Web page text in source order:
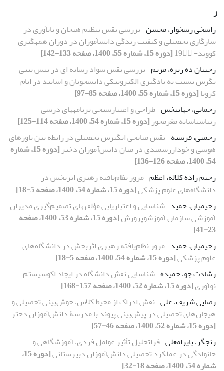
ر
راسخی رشخوار، محسن بررسی نقش تنظیم هیجان و تاب‏آوری در
سازگاری تحصیلی و کیفیت زندگی دانش‏آموزان در دوران همه‏گیری
کووید- 19
[دوره 15، شماره 55، 1400، صفحه 133-142]
رجبیان ده زیره، مریم بررسی نقش سواد رسانه ‏ای در پیش‏ بینی
نگرش نسبت به یادگیری الکترونیکی دانشجویان و اساتید در ایام
کرونا[دوره 15، شماره 55، 1400، صفحه 85-97]
رحمانی، جهانبخش طراحی و اعتبارسنجی برنامه‏های درسی
زیباشناسانه مغزمحور [دوره 15، شماره 54، 1400، صفحه 114-125]
رحمتی، فرشته نقش میانجی انگیزش تحصیلی در رابطه بین باورهای
هوشی و خودارزشمندی در میان دانش‌آموزان دختر
[دوره 15، شماره
54، 1400، صفحه 126-136]
رحیم زاده کلاله، اعظم مرور نظام‌یافته رهبری اثربخش در
دانشگاه‌های علوم پزشکی[دوره 15، شماره 54، 1400، صفحه 5-18]
رحیمیان، حمید شناسایی و اعتباریابی مؤلفه‏های تصمیم‌گیری مدیران
آموزشی سازمان آموزش‏وپرورش
[دوره 15، شماره 53، 1400، صفحه
23-41]
رحیمیان، حمید مرور نظام‌یافته رهبری اثربخش در دانشگاه‌های
علوم پزشکی[دوره 15، شماره 54، 1400، صفحه 5-18]
رشادت جو، حمیده شناسایی نقش دانشگاه در ایجاد اکوسیستم
نوآوری[دوره 15، شماره 52، 1400، صفحه 157-168]
رضایی شریف، علی نقش ادراک از محیط کلاس، خوش‌بینی تحصیلی و
هیجان‌های تحصیلی در پیش‌بینی پیوند با مدرسۀ دانش‌آموزان دختر
[دوره 15، شماره 52، 1400، صفحه 46-57]
رنجگر، بایرامعلی فراتحلیل تأثیر عوامل فردی، آموزشگاهی و
خانوادگی در عملکرد تحصیلی دانش‌آموزان دبیرستانی
[دوره 15،
شماره 54، 1400، صفحه 18-32]